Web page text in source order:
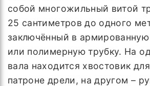
собой многожильный витой
25 сантиметров до одного
заключённый в
или полимерную трубку. На
вала находится хвостовик
патроне дрели, на другом –